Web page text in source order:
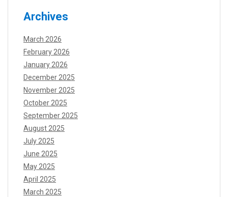
Archives
March 2026
February 2026
January 2026
December 2025
November 2025
October 2025
September 2025
August 2025
July 2025
June 2025
May 2025
April 2025
March 2025